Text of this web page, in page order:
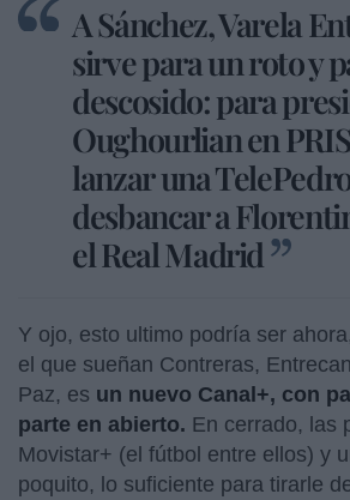
A Sánchez, Varela
sirve para un roto y
descosido: para
Oughourlian en
lanzar una
desbancar a
el Real Madrid
Y ojo, esto ultimo podría ser
el que sueñan Contreras,
Paz, es un nuevo Canal+, con
parte en abierto. En cerrado, las
Movistar+ (el fútbol entre ellos) y
poquito, lo suficiente para tirarle